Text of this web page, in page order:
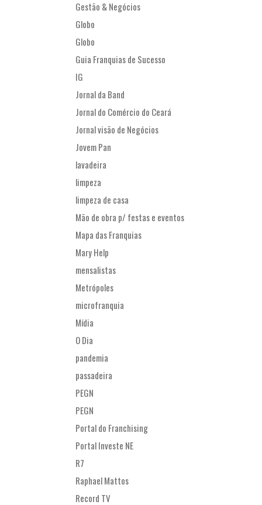
Gestão & Negócios
Globo
Globo
Guia Franquias de Sucesso
IG
Jornal da Band
Jornal do Comércio do Ceará
Jornal visão de Negócios
Jovem Pan
lavadeira
limpeza
limpeza de casa
Mão de obra p/ festas e eventos
Mapa das Franquias
Mary Help
mensalistas
Metrópoles
microfranquia
Mídia
O Dia
pandemia
passadeira
PEGN
PEGN
Portal do Franchising
Portal Investe NE
R7
Raphael Mattos
Record TV